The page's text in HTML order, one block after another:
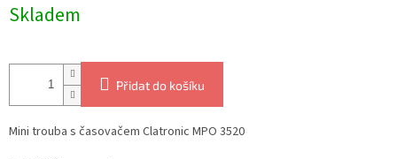
Skladem
Přidat do košíku
Mini trouba s časovačem Clatronic MPO 3520